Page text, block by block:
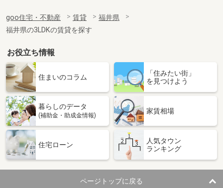
専有面積
55.45m²
間取り
福井県敦賀市長沢
価 格
6.10万円
福井県敦賀市長沢
専有面積 48.28m²
間取り
福井県越前市四郎丸町
住 所
福井県越前市四郎丸町
専有面積 63.03m²
間取り
2LDK
goo住宅・不動産 賃貸
福井県
福井県の3LDKの賃貸を探す
お役立ち情報
住まいのコラム
「住みたい街」
を見つけよう
暮らしのデータ
(補助金・助成金情報)
家賃相場
住宅ローン
人気タウン
ランキング
ページトップに戻る